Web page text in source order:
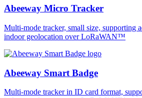
Abeeway Micro Tracker
Multi-mode tracker, small size, supporting
indoor geolocation over LoRaWAN™
Abeeway Smart Badge
Multi-mode tracker in ID card format,